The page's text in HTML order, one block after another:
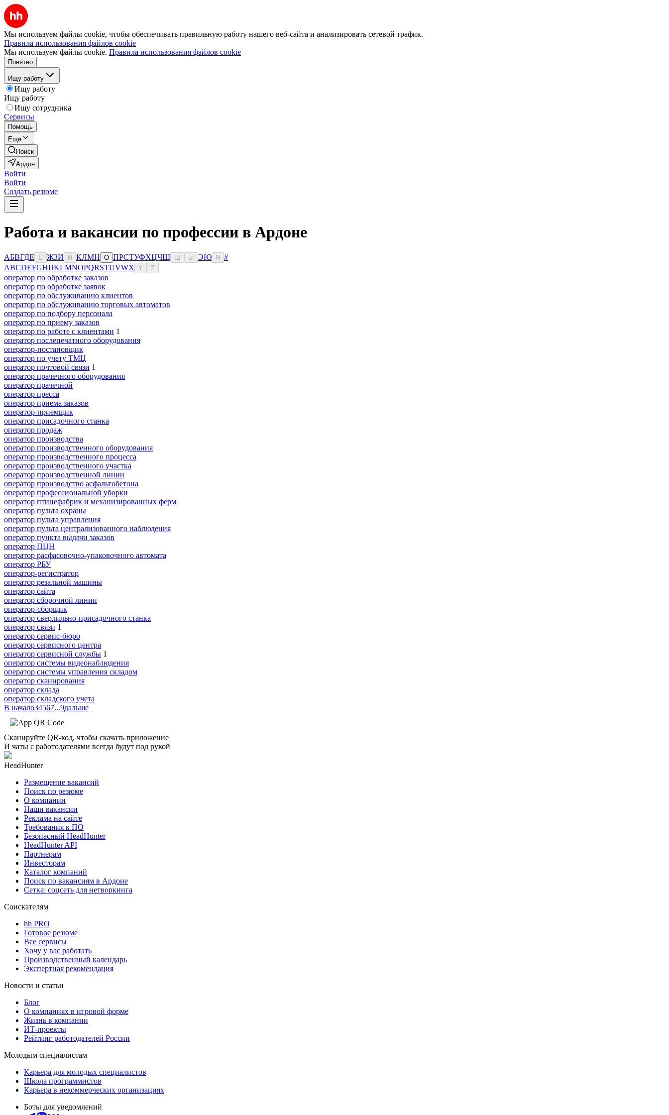
Мы используем файлы cookie, чтобы обеспечивать правильную работу нашего веб-сайта и анализировать сетевой трафик.
Правила использования файлов cookie
Мы используем файлы cookie. Правила использования файлов cookie
Понятно
Ищу работу
Ищу работу
Ищу работу
Ищу сотрудника
Сервисы
Помощь
Ещё
Поиск
Ардон
Войти
Войти
Создать резюме
Работа и вакансии по профессии в Ардоне
АБВГДЕ Ё ЖЗИ Й КЛМН О ПРСТУФХЦЧШ Ы ЭЮ Я
#
ABCDEFGHIJKLMNOPQRSTUVWX Y Z
оператор по обработке заказов
оператор по обработке заявок
оператор по обслуживанию клиентов
оператор по обслуживанию торговых автоматов
оператор по подбору персонала
оператор по приему заказов
оператор по работе с клиентами 1
оператор послепечатного оборудования
оператор-постановщик
оператор по учету ТМЦ
оператор почтовой связи 1
оператор прачечного оборудования
оператор прачечной
оператор пресса
оператор приема заказов
оператор-приемщик
оператор присадочного станка
оператор продаж
оператор производства
оператор производственного оборудования
оператор производственного процесса
оператор производственного участка
оператор производственной линии
оператор производство асфальтобетона
оператор профессиональной уборки
оператор птицефабрик и механизированных ферм
оператор пульта охраны
оператор пульта управления
оператор пульта централизованного наблюдения
оператор пункта выдачи заказов
оператор ПЦН
оператор расфасовочно-упаковочного автомата
оператор РБУ
оператор-регистратор
оператор резальной машины
оператор сайта
оператор сборочной линии
оператор-сборщик
оператор сверлильно-присадочного станка
оператор связи 1
оператор сервис-бюро
оператор сервисного центра
оператор сервисной службы 1
оператор системы видеонаблюдения
оператор системы управления складом
оператор сканирования
оператор склада
оператор складского учета
В начало34567...9дальше
Сканируйте QR-код, чтобы скачать приложение
И чаты с работодателями всегда будут под рукой
HeadHunter
Размещение вакансий
Поиск по резюме
О компании
Наши вакансии
Реклама на сайте
Требования к ПО
Безопасный HeadHunter
HeadHunter API
Партнерам
Инвесторам
Каталог компаний
Поиск по вакансиям в Ардоне
Сетка: соцсеть для нетворкинга
Соискателям
hh PRO
Готовое резюме
Все сервисы
Хочу у вас работать
Производственный календарь
Экспертная рекомендация
Новости и статьи
Блог
О компаниях в игровой форме
Жизнь в компании
ИТ-проекты
Рейтинг работодателей России
Молодым специалистам
Карьера для молодых специалистов
Школа программистов
Карьера в некоммерческих организациях
Боты для уведомлений